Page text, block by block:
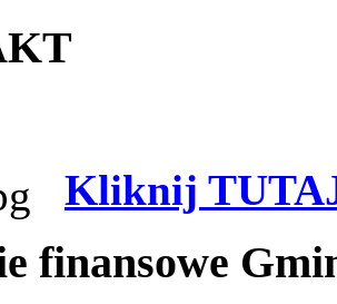
Kliknij
finansowe